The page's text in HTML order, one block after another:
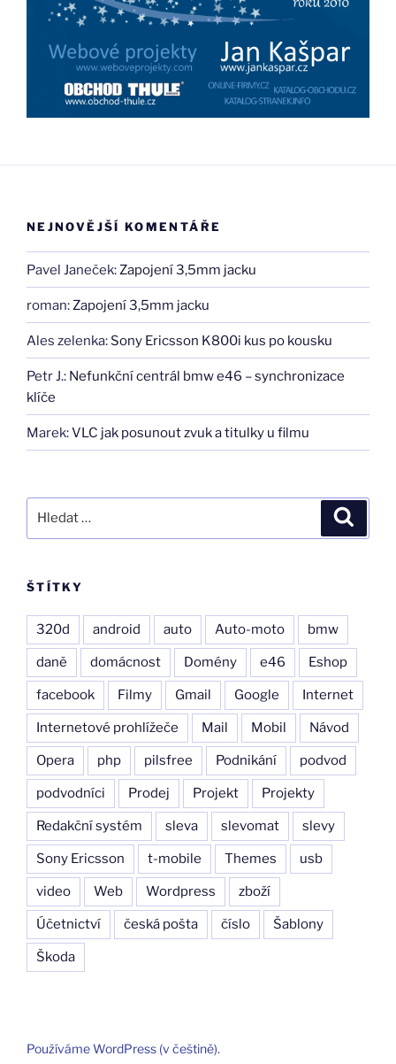
NEJNOVĚJŠÍ KOMENTÁŘE
Pavel Janeček: Zapojení 3,5mm jacku
roman: Zapojení 3,5mm jacku
Ales zelenka: Sony Ericsson K800i kus po kousku
Petr J.: Nefunkční centrál bmw e46 – synchronizace
klíče
Marek:VLC jak posunout zvuk a titulky u filmu
ŠTÍTKY
320d android auto Auto-moto bmw
daně domácnost Domény e46 Eshop
facebook Filmy Gmail Google Internet
Internetové prohlížeče Mail Mobil Návod
Opera php pilsfree Podnikání podvod
podvodníci Prodej Projekt Projekty
Redakční systém sleva slevomat slevy
Sony Ericsson t-mobile Themes usb
video Web Wordpress zboží
Účetnictví česká pošta číslo Šablony
Škoda
Používáme WordPress (v češtině).